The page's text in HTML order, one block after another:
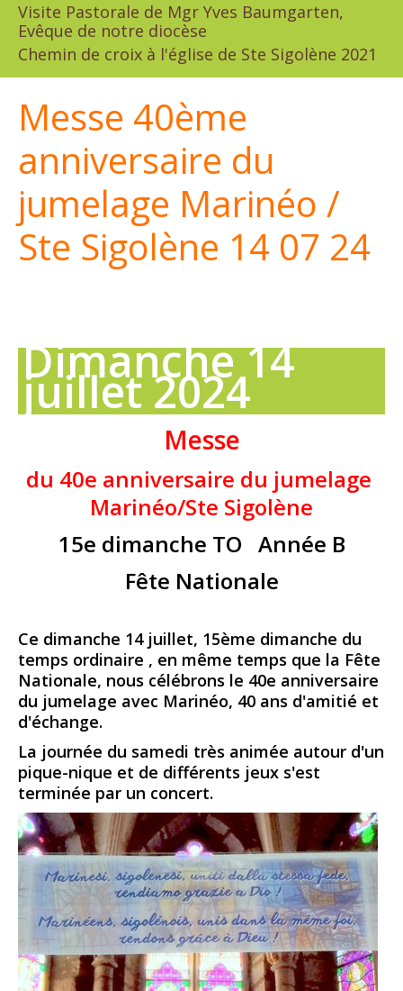
Visite Pastorale de Mgr Yves Baumgarten,
Evêque de notre diocèse
Chemin de croix à l'église de Ste Sigolène 2021
Messe 40ème
anniversaire du
jumelage Marinéo /
Ste Sigolène 14 07 24
Dimanche 14
juillet 2024
Messe
du 40e anniversaire du jumelage
Marinéo/Ste Sigolène
15e dimanche TO Année B
Fête Nationale
Ce dimanche 14 juillet, 15ème dimanche du
temps ordinaire , en même temps que la Fête
Nationale, nous célébrons le 40e anniversaire
du jumelage avec Marinéo, 40 ans d'amitié et
d'échange.
La journée du samedi très animée autour d'un
pique-nique et de différents jeux s'est
terminée par un concert.